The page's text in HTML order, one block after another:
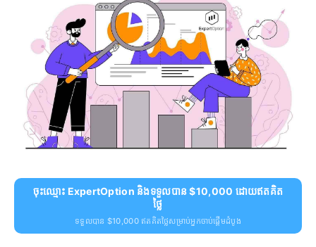
ចុះឈ្មោះ ExpertOption និងទទួលបាន $10,000 ដោយឥតគិត
ថ្លៃ
ទទួលបាន $10,000 ឥតគិតថ្លៃសម្រាប់អ្នកចាប់ផ្តើមដំបូង